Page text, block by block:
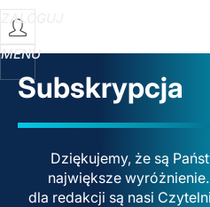
ZALOGUJ
MENU
Subskrypcja
Dziękujemy, że są
największe
dla redakcji są nasi